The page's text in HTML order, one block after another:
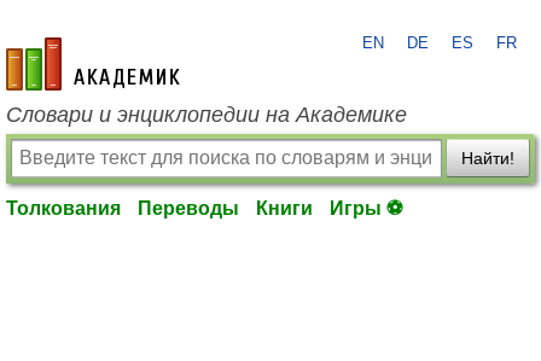
academic.ru
EN DE ES FR
Словари и энциклопедии на Академике
Найти!
Толкования Переводы Книги Игры ⚽